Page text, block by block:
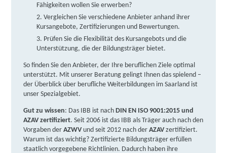
Fähigkeiten wollen Sie erwerben?
Vergleichen Sie verschiedene Anbieter anhand ihrer
Kursangebote, Zertifizierungen und Bewertungen.
Prüfen Sie die Flexibilität des Kursangebots und die
Unterstützung, die der Bildungsträger bietet.
So finden Sie den Anbieter, der Ihre beruflichen Ziele optimal
unterstützt. Mit unserer Beratung gelingt Ihnen das spielend –
der Überblick über berufliche Weiterbildungen im Saarland ist
unser Spezialgebiet.
Gut zu wissen: Das IBB ist nachDIN EN ISO 9001:2015 und
AZAV zertifiziert. Seit 2006 ist das IBB als Träger auch nach den
Vorgaben derAZWV und seit 2012 nach derAZAV zertifiziert.
Warum ist das wichtig? Zertifizierte Bildungsträger erfüllen
staatlich vorgegebene Richtlinien. Dadurch haben ihre